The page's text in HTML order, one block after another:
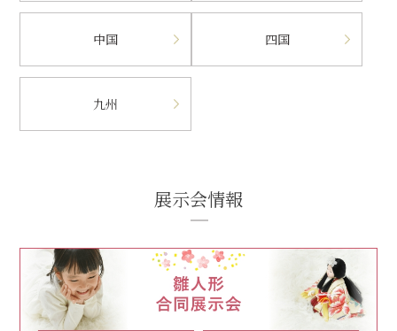
中国 四国
九州
展示会情報